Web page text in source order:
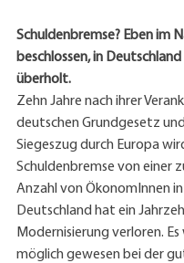
Schuldenbremse? Eben im
beschlossen, in Deutschland
überholt.
Zehn Jahre nach ihrer
deutschen Grundgesetz
Siegeszug durch Europa
Schuldenbremse von einer
Anzahl von ÖkonomInnen
Deutschland hat ein
Modernisierung verloren. Es
möglich gewesen bei der